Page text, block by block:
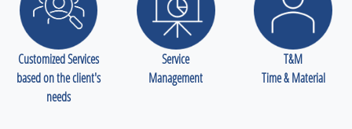
Customized Services
based on the client's
needs
Service
Management
T&M
Time & Material